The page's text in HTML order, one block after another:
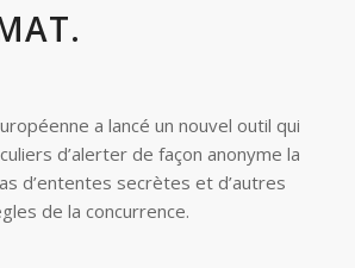
a lancé un nouvel outil qui
d’alerter de façon anonyme la
d’ententes secrètes et d’autres
de la concurrence.